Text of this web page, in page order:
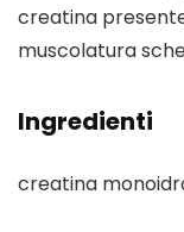
creatina
muscolatura
Ingredienti
creatina